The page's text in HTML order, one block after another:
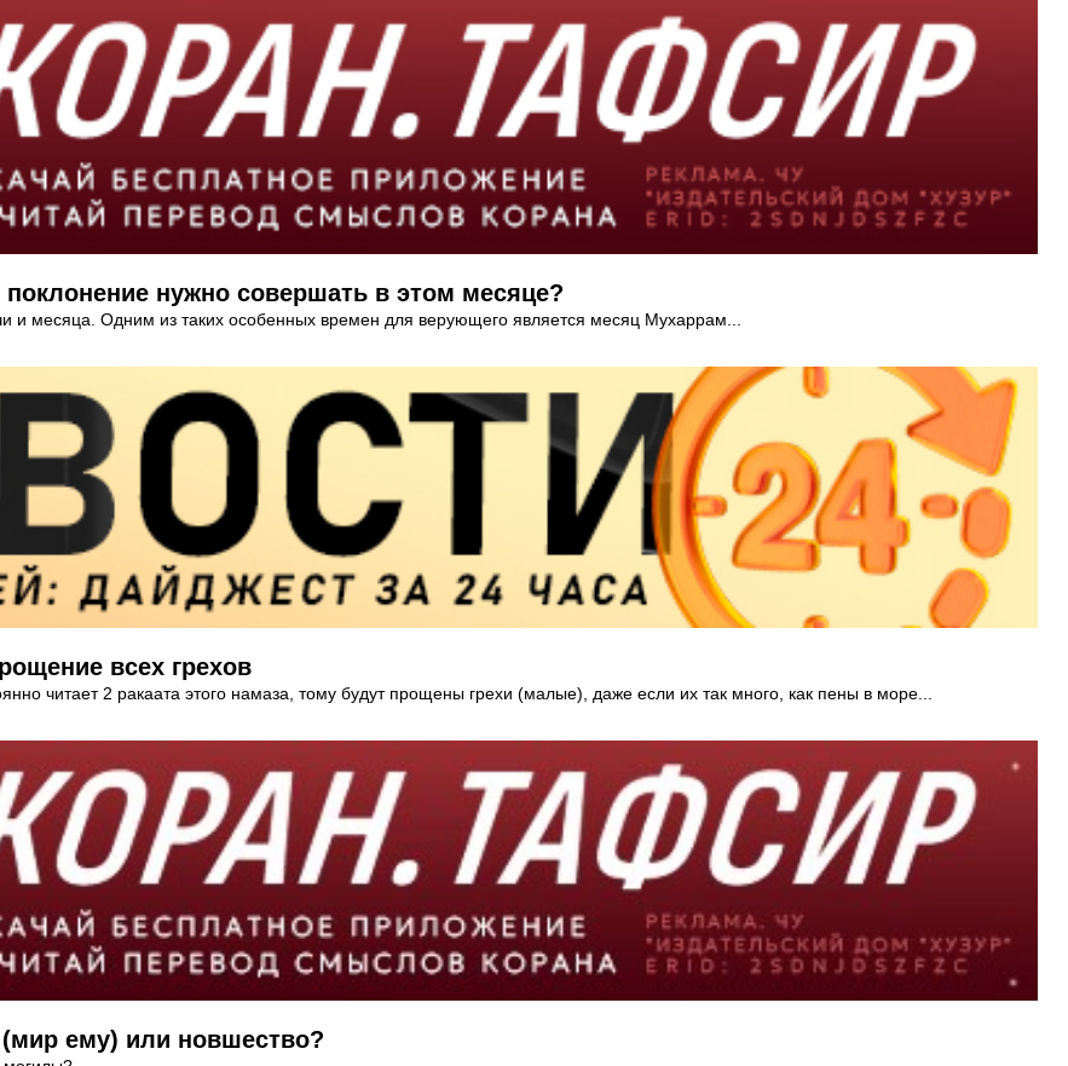
нужно совершать в этом месяце?
месяца. Одним из таких особенных времен для верующего является месяц Мухаррам...
всех грехов
читает 2 ракаата этого намаза, тому будут прощены грехи (малые), даже если их так много, как пены в море...
ему) или новшество?